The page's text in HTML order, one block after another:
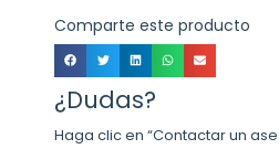
Comparte este producto
¿Dudas?
Haga clic en “Contactar un